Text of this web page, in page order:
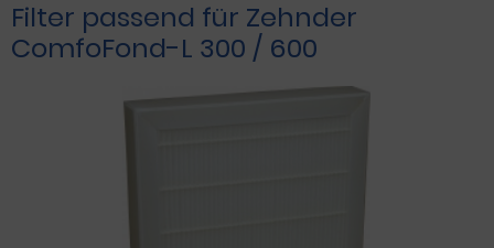
Filter passend für Zehnder
ComfoFond-L 300 / 600